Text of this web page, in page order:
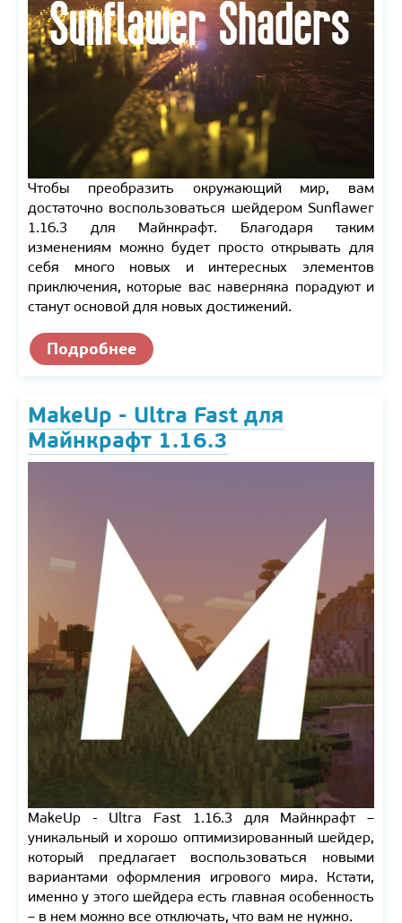
Чтобы преобразить окружающий мир, вам
достаточно воспользоваться шейдером Sunflawer
1.16.3 для Майнкрафт. Благодаря таким
изменениям можно будет просто открывать для
себя много новых и интересных элементов
приключения, которые вас наверняка порадуют и
станут основой для новых достижений.
Подробнее
MakeUp - Ultra Fast для
Майнкрафт 1.16.3
MakeUp - Ultra Fast 1.16.3 для Майнкрафт –
уникальный и хорошо оптимизированный шейдер,
который предлагает воспользоваться новыми
вариантами оформления игрового мира. Кстати,
именно у этого шейдера есть главная особенность
– в нем можно все отключать, что вам не нужно.